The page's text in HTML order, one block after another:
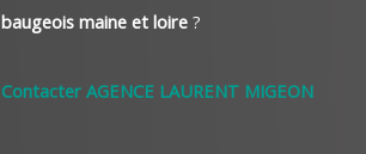
baugeois maine et loire ?
Contacter AGENCE LAURENT MIGEON